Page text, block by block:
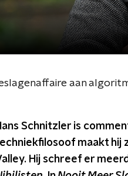
aan
Schnitzler is
maakt hij
Hij schreef er